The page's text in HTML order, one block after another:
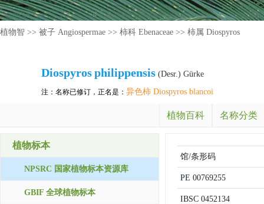
植物智 >> 被子 Angiospermae >> 柿科 Ebenaceae >> 柿属 Diospyros
Diospyrosphilippensis (Desr.) Gürke
注：名称已修订，正名是： 异色柿 Diospyros blancoi
植物百科 名称分类
植物标本
NPSRC 国家植物标本资源库
GBIF 全球植物标本
馆/条形码
PE 00769255
IBSC 0452134